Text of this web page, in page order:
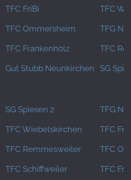
TFC FriBi TFC
TFC Ommersheim TFG
TFC Frankenholz TFC
Gut Stubb Neunkirchen SG
SG Spiesen 2 TFG
TFC Wiebelskirchen TFC
TFC Remmesweiler TFC
TFC Schiffweiler TFC